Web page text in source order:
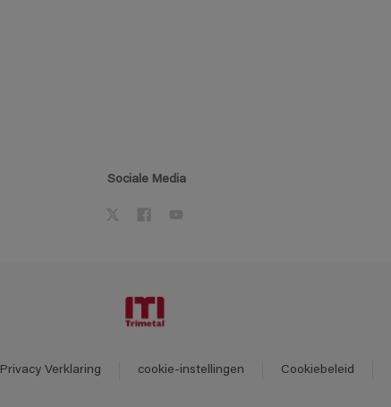
Sociale Media
Privacy Verklaring cookie-instellingen Cookiebeleid